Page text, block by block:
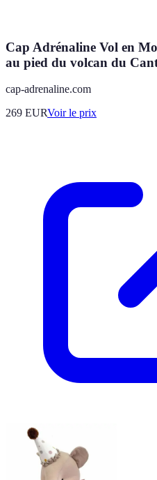
Cap Adrénaline Vol en
au pied du volcan du
cap-adrenaline.com
269 EURVoir le prix